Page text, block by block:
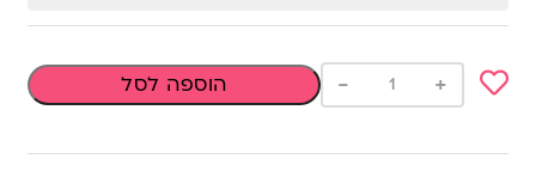
to
+
- הוספה לסל